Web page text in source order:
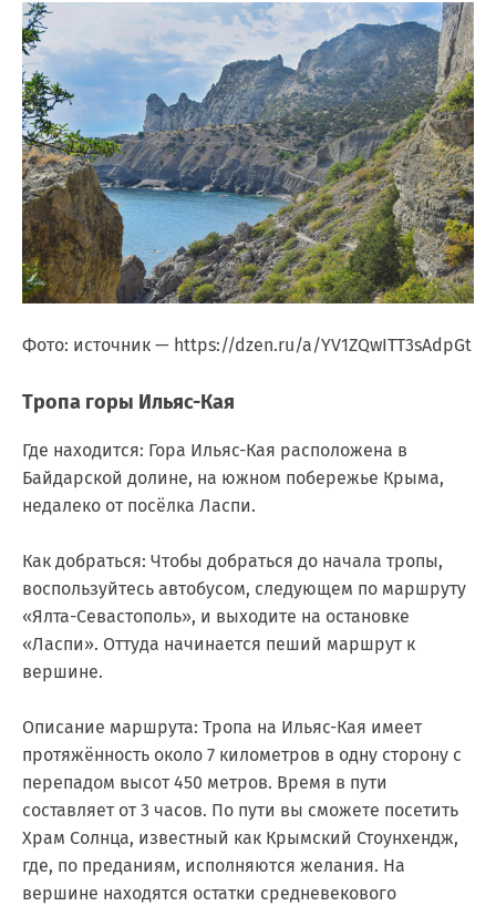
Фото: источник — https://dzen.ru/a/YV1ZQwITT3sAdpGt
Тропа горы Ильяс-Кая
Где находится: Гора Ильяс-Кая расположена в
Байдарской долине, на южном побережье Крыма,
недалеко от посёлка Ласпи.
Как добраться: Чтобы добраться до начала тропы,
воспользуйтесь автобусом, следующем по маршруту
«Ялта-Севастополь», и выходите на остановке
«Ласпи». Оттуда начинается пеший маршрут к
вершине.
Описание маршрута: Тропа на Ильяс-Кая имеет
протяжённость около 7 километров в одну сторону с
перепадом высот 450 метров. Время в пути
составляет от 3 часов. По пути вы сможете посетить
Храм Солнца, известный как Крымский Стоунхендж,
где, по преданиям, исполняются желания. На
вершине находятся остатки средневекового